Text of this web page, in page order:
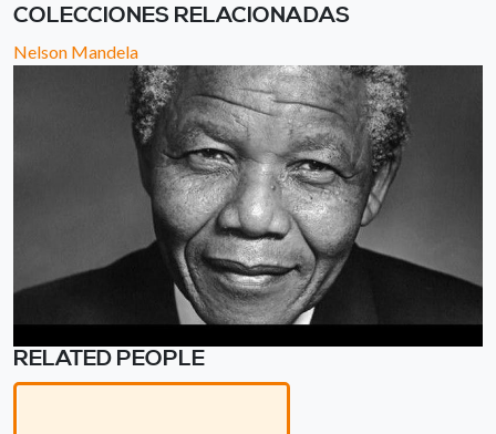
COLECCIONES RELACIONADAS
Nelson Mandela
RELATED PEOPLE